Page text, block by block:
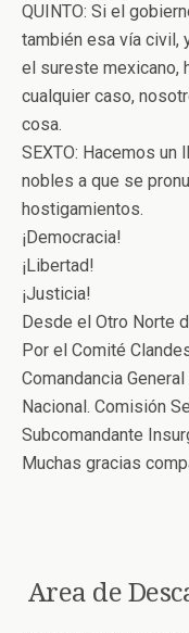
QUINTO: Si el
también esa vía civil,
el sureste mexicano,
cualquier caso,
cosa.
SEXTO: Hacemos
nobles a que se
hostigamientos.
¡Democracia!
¡Libertad!
¡Justicia!
Desde el Otro Norte
Por el Comité
Comandancia
Nacional. Comisión
Subcomandante
Muchas gracias
Area de